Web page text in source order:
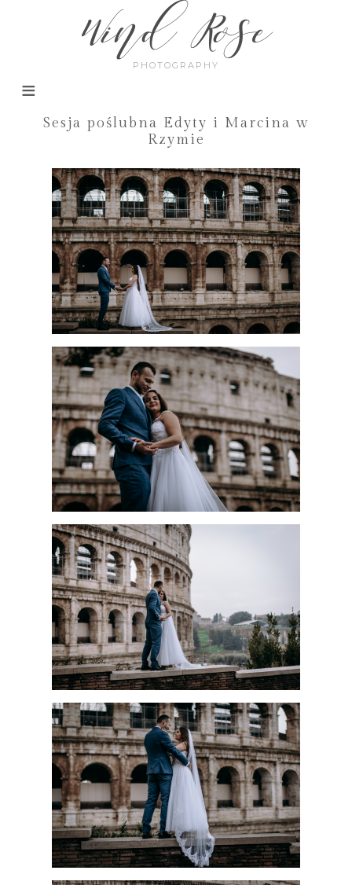
Wind Rose
PHOTOGRAPHY
Sesja poślubna Edyty i Marcina w
Rzymie